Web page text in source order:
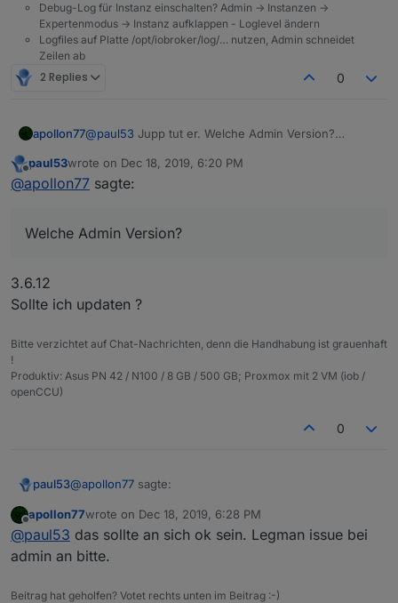
Debug-Log für Instanz einschalten? Admin -> Instanzen ->
Expertenmodus -> Instanz aufklappen - Loglevel ändern
Logfiles auf Platte /opt/iobroker/log/… nutzen, Admin schneidet
Zeilen ab
2 Replies 0
apollon77@paul53 Jupp tut er. Welche Admin Version?
Offline
paul53wrote on Dec 18, 2019, 6:20 PM
last edited by
@apollon77 sagte:
Welche Admin Version?
3.6.12
Sollte ich updaten ?
Bitte verzichtet auf Chat-Nachrichten, denn die Handhabung ist grauenhaft
!
Produktiv: Asus PN 42 / N100 / 8 GB / 500 GB; Proxmox mit 2 VM (iob /
openCCU)
0
paul53@apollon77 sagte:
Welche Admin Version?
Sollte ich updaten ?
Offline
apollon77wrote on Dec 18, 2019, 6:28 PM
last edited by
@paul53 das sollte an sich ok sein. Legman issue bei
admin an bitte.
Beitrag hat geholfen? Votet rechts unten im Beitrag :-)